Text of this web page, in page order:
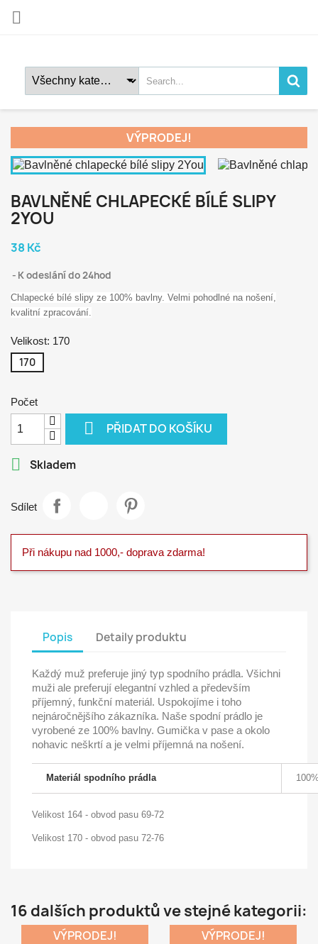

VÝPRODEJ!
BAVLNĚNÉ CHLAPECKÉ BÍLÉ SLIPY
2YOU
38 Kč
K odeslání do 24hod
Chlapecké bílé slipy ze 100% bavlny. Velmi pohodlné na nošení,
kvalitní zpracování.
Velikost: 170
170
Počet
 PŘIDAT DO KOŠÍKU
 Skladem
Sdílet
Při nákupu nad 1000,- doprava zdarma!
Popis Detaily produktu
Každý muž preferuje jiný typ spodního prádla. Všichni
muži ale preferují elegantní vzhled a především
příjemný, funkční materiál. Uspokojíme i toho
nejnáročnějšího zákazníka. Naše spodní prádlo je
vyrobené ze 100% bavlny. Gumička v pase a okolo
nohavic neškrtí a je velmi příjemná na nošení.
Materiál spodního prádla
Velikost 164 - obvod pasu 69-72
Velikost 170 - obvod pasu 72-76
16 dalších produktů ve stejné kategorii:
VÝPRODEJ! VÝPRODEJ!